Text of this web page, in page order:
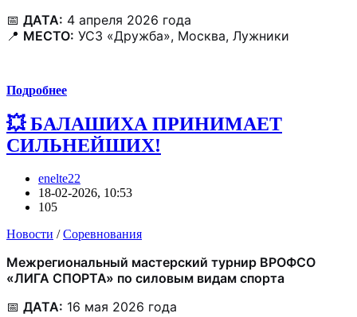
📅 ДАТА: 4 апреля 2026 года
📍 МЕСТО: УСЗ «Дружба», Москва, Лужники
Подробнее
💥 БАЛАШИХА ПРИНИМАЕТ
СИЛЬНЕЙШИХ!
enelte22
18-02-2026, 10:53
105
Новости /Соревнования
Межрегиональный мастерский турнир ВРОФСО
«ЛИГА СПОРТА» по силовым видам спорта
📅 ДАТА: 16 мая 2026 года